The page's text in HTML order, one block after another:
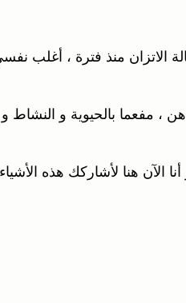
الاتزان منذ فترة ، أغلب
، مفعما بالحيوية و
الآن هنا لأشاركك هذه